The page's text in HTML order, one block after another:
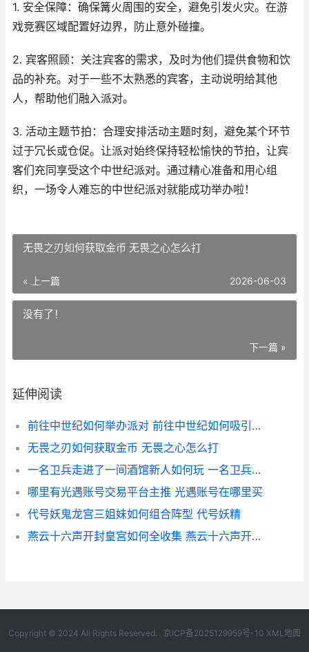
1. 安全保障：确保篝火周围的安全，避免引发火灾。在游
戏竞赛区域配置好边界，防止意外碰撞。
2. 宾客照顾：关注宾客的需求，及时为他们提供食物和饮
品的补充。对于一些不太熟悉的宾客，主动说明给其他
人，帮助他们融入派对。
3. 活动主题节拍：合理安排活动主题时刻，避免某个环节
过于冗长或仓促。让派对始终保持轻松愉快的节拍，让宾
客们充同享受这个中世纪派对。通过精心准备和用心组
织，一场令人难忘的中世纪派对就能成功举办啦！
无畏之刃如何获取金币 无畏之心怎么打
« 上一篇 2026-06-03
没有了！
下一篇 »
延伸阅读
前往中世纪如何举办派对 前往中世纪如何吸引拓荒者
无畏之刃如何获取金币 无畏之心怎么打
一名卫兵走进了一间酒馆新人如何玩 一名卫兵走进了一间酒馆赌博宝库
哪里有光遇账号交易平台主推 光遇账号在哪里买
代号妖鬼龙宫三姐妹如何组合阵型 代号妖精
燕云十六声开封皇宫如何全收集 燕云十六声开封明暗故事全收集
Copyright © 2024 All Rights Reserved. 京ICP备2025129959号-10 XML地图